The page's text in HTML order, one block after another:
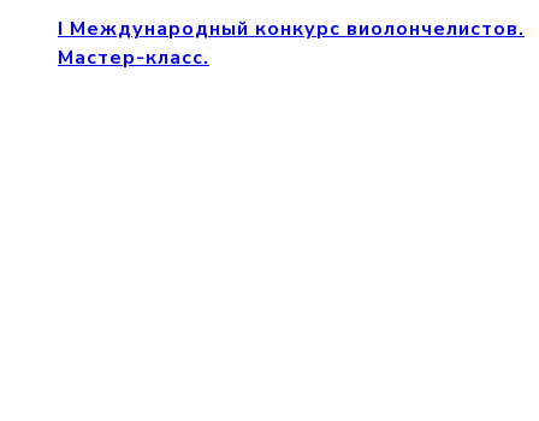
I Международный конкурс виолончелистов.
Мастер-класс.